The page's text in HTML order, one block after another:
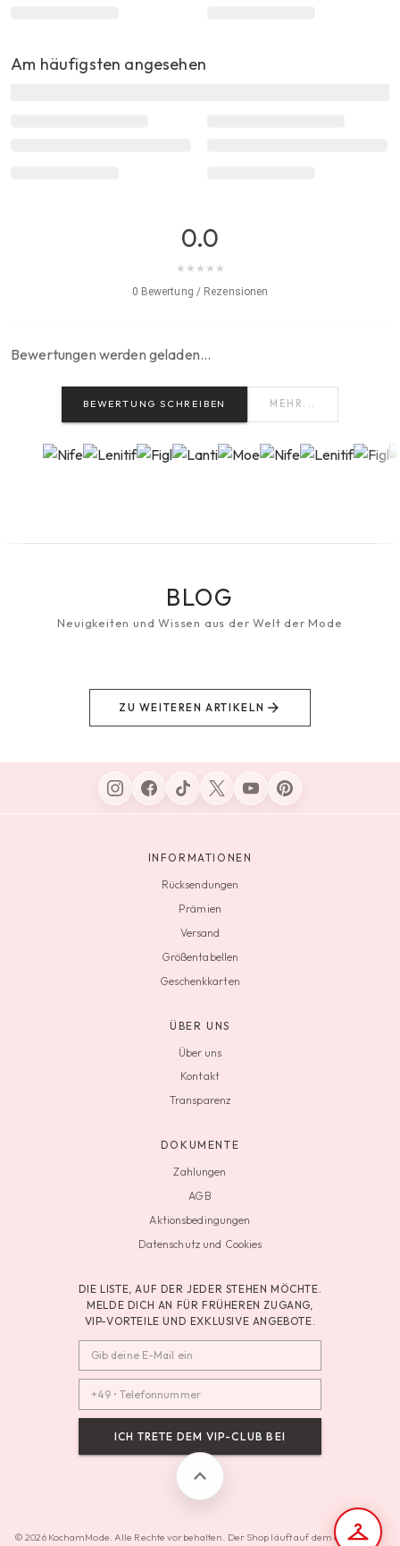
Am häufigsten angesehen
0.0
★ ★ ★ ★ ★
0 Bewertung / Rezensionen
Bewertungen werden geladen…
BEWERTUNG SCHREIBEN MEHR...
BLOG
Neuigkeiten und Wissen aus der Welt der Mode
ZU WEITEREN ARTIKELN
INFORMATIONEN
Rücksendungen
Prämien
Versand
Größentabellen
Geschenkkarten
ÜBER UNS
Über uns
Kontakt
Transparenz
DOKUMENTE
Zahlungen
AGB
Aktionsbedingungen
Datenschutz und Cookies
DIE LISTE, AUF DER JEDER STEHEN MÖCHTE.
MELDE DICH AN FÜR FRÜHEREN ZUGANG,
VIP-VORTEILE UND EXKLUSIVE ANGEBOTE.
ICH TRETE DEM VIP-CLUB BEI
© 2026 KochamMode. Alle Rechte vorbehalten. Der Shop läuft auf dem eigenen